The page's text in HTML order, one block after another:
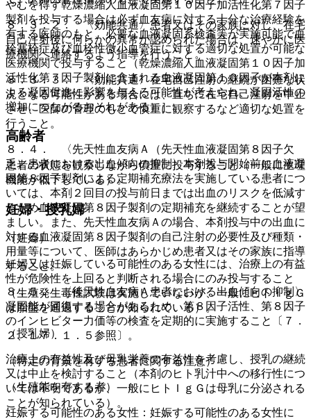
やむを得ず乾燥濃縮人血液凝固第１０因子加活性化第７因子
製剤を投与する場合は必ず血友病に対する十分な治療経験を
有する医師のもと、必要な血液凝固系検査等が実施可能で血
栓塞栓症及び血栓性微小血管症に対する適切な処置が可能な
医療機関で投与すること（乾燥濃縮人血液凝固第１０因子加
活性化第７因子製剤に含まれる血液凝固第１０因子が本剤に
よる凝固促進に影響を与える可能性が考えられ、凝固活性の
増加につながるおそれがある）］。
高齢者
患者の状態を観察しながら慎重に投与すること（一般に生理
機能が低下している）。
妊婦・授乳婦
（妊婦）
妊婦又は妊娠している可能性のある女性には、治療上の有益
性が危険性を上回ると判断される場合にのみ投与すること
（生殖発生毒性試験は実施していないが、一般にヒトＩｇＧ
は胎盤を通過することが知られている）。
（授乳婦）
治療上の有益性及び母乳栄養の有益性を考慮し、授乳の継続
又は中止を検討すること（本剤のヒト乳汁中への移行性につ
いては不明であるが、一般にヒトＩｇＧは母乳に分泌される
ことが知られている）。
８．３．２． 〈効能共通〉患者又はその家族に対し、在宅
自己注射後に何らかの異常が認められた場合は、速やかに医
療機関へ連絡するよう指導を行うこと。
８．３．３． 〈効能共通〉在宅自己注射の継続が困難な状
況となる可能性がある場合には、直ちに在宅自己注射を中止
させ、医師の管理のもとで慎重に観察するなど適切な処置を
行うこと。
８．４． 〈先天性血友病Ａ（先天性血液凝固第８因子欠
乏）患者における出血傾向の抑制〉本剤投与開始前に血液凝
固第８因子製剤による定期補充療法を実施している患者につ
いては、本剤２回目の投与前日までは出血のリスクを低減す
るため血液凝固第８因子製剤の定期補充を継続することが望
ましい。また、先天性血友病Ａの場合、本剤投与中の出血に
対する血液凝固第８因子製剤の自己注射の必要性及び種類・
用量等について、医師はあらかじめ患者又はその家族に指導
すること。
８．５． 〈後天性血友病Ａ患者における出血傾向の抑制〉
凝固能が回復する場合があるため、第８因子活性、第８因子
のインヒビター力価等の検査を定期的に実施すること〔７．
２、１７．１．５参照〕。
（特定の背景を有する患者に関する注意）
（生殖能を有する者）
妊娠する可能性のある女性：妊娠する可能性のある女性に